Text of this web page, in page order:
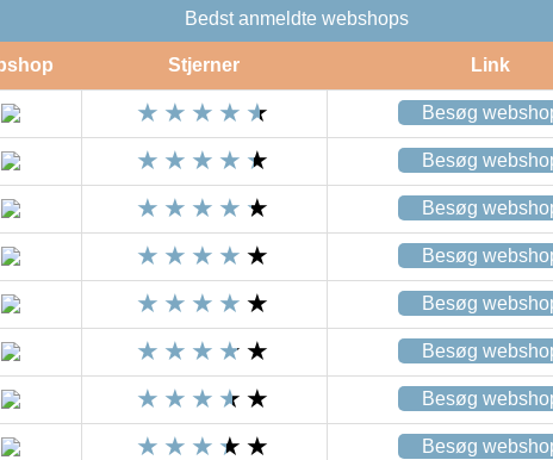
Bedst anmeldte webshops
Stjerner Link
Besøg
Besøg
Besøg
Besøg
Besøg
Besøg
Besøg
Besøg